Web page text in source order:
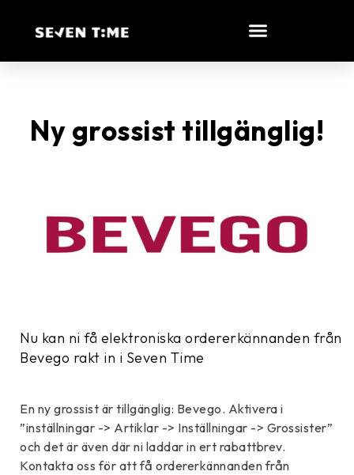
Ny grossist tillgänglig!
Nu kan ni få elektroniska ordererkännanden från
Bevego rakt in i Seven Time
En ny grossist är tillgänglig: Bevego. Aktivera i
”inställningar -> Artiklar -> Inställningar -> Grossister”
och det är även där ni laddar in ert rabattbrev.
Kontakta oss för att få ordererkännanden från